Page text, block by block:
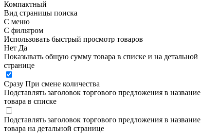
Компактный
Вид страницы поиска
С меню
С фильтром
Использовать быстрый просмотр товаров
Нет Да
Показывать общую сумму товара в списке и на детальной
странице
Сразу При смене количества
Подставлять заголовок торгового предложения в название
товара в списке
Подставлять заголовок торгового предложения в название
товара на детальной странице